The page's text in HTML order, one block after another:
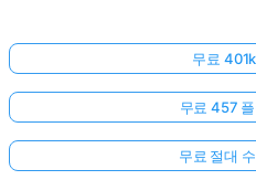
무료
무료 457
무료 절대